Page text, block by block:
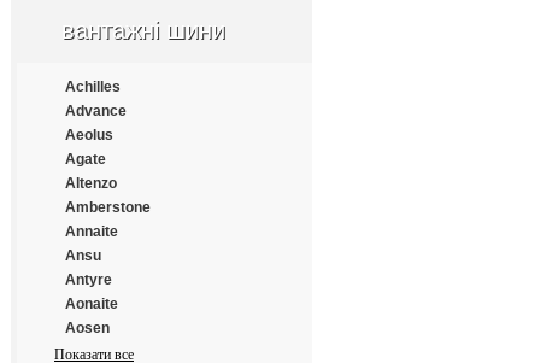
вантажні шини
Achilles
Advance
Aeolus
Agate
Altenzo
Amberstone
Annaite
Ansu
Antyre
Aonaite
Aosen
Aplus
Показати все